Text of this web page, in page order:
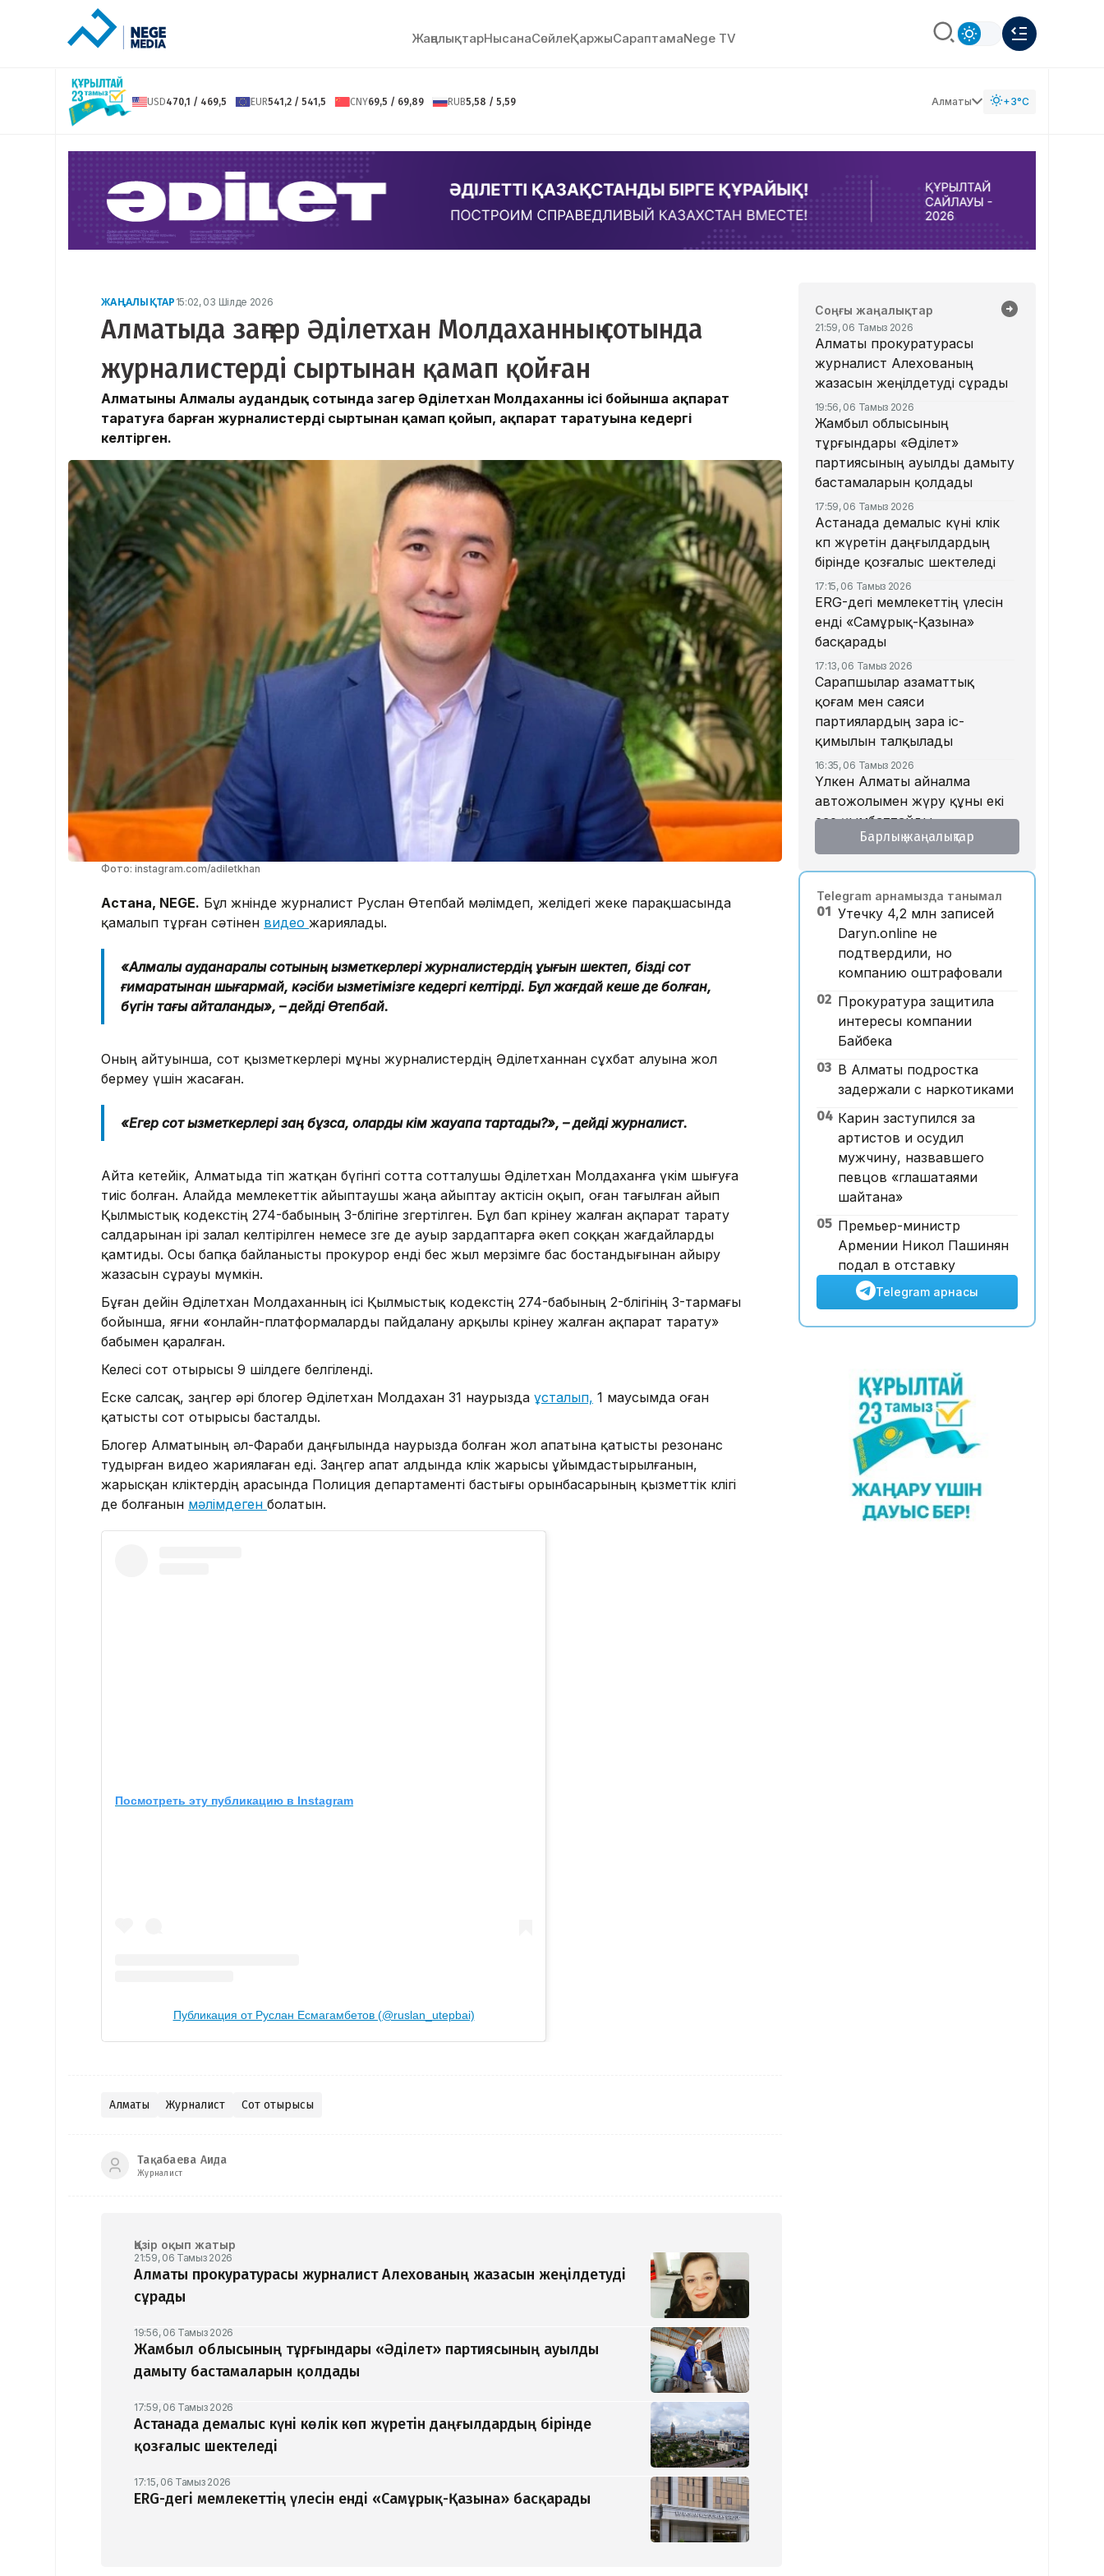
ЖаңалықтарНысанаСөйлeҚаржыСараптамаNege TV
USD470,1 / 469,5 EUR541,2 / 541,5 CNY69,5 / 69,89 RUB5,58 / 5,59 Алматы +3°C
ЖАҢАЛЫҚТАР 15:02, 03 Шілде 2026
Алматыда заңгер Әділетхан Молдаханның сотында
журналистерді сыртынан қамап қойған
Алматының Алмалы аудандық сотында заңгер Әділетхан Молдаханның ісі бойынша ақпарат
таратуға барған журналистерді сыртынан қамап қойып, ақпарат таратуына кедергі
келтірген.
Фото: instagram.com/adiletkhan
Астана, NEGE. Бұл жөнінде журналист Руслан Өтепбай мәлімдеп, желідегі жеке парақшасында
қамалып тұрған сәтінен видео жариялады.
«Алмалы ауданаралық сотының қызметкерлері журналистердің құқығын шектеп, бізді сот
ғимаратынан шығармай, кәсіби қызметімізге кедергі келтірді. Бұл жағдай кеше де болған,
бүгін тағы қайталанды», – дейді Өтепбай.
Оның айтуынша, сот қызметкерлері мұны журналистердің Әділетханнан сұхбат алуына жол
бермеу үшін жасаған.
«Егер сот қызметкерлері заң бұзса, оларды кім жауапқа тартады?», – дейді журналист.
Айта кетейік, Алматыда өтіп жатқан бүгінгі сотта сотталушы Әділетхан Молдаханға үкім шығуға
тиіс болған. Алайда мемлекеттік айыптаушы жаңа айыптау актісін оқып, оған тағылған айып
Қылмыстық кодекстің 274-бабының 3-бөлігіне өзгертілген. Бұл бап көрінеу жалған ақпарат тарату
салдарынан ірі залал келтірілген немесе өзге де ауыр зардаптарға әкеп соққан жағдайларды
қамтиды. Осы бапқа байланысты прокурор енді бес жыл мерзімге бас бостандығынан айыру
жазасын сұрауы мүмкін.
Бұған дейін Әділетхан Молдаханның ісі Қылмыстық кодекстің 274-бабының 2-бөлігінің 3-тармағы
бойынша, яғни «онлайн-платформаларды пайдалану арқылы көрінеу жалған ақпарат тарату»
бабымен қаралған.
Келесі сот отырысы 9 шілдеге белгіленді.
Еске салсақ, заңгер әрі блогер Әділетхан Молдахан 31 наурызда ұсталып, 1 маусымда оған
қатысты сот отырысы басталды.
Блогер Алматының әл-Фараби даңғылында наурызда болған жол апатына қатысты резонанс
тудырған видео жариялаған еді. Заңгер апат алдында көлік жарысы ұйымдастырылғанын,
жарысқан көліктердің арасында Полиция департаменті бастығы орынбасарының қызметтік көлігі
де болғанын мәлімдеген болатын.
Посмотреть эту публикацию в Instagram
Публикация от Руслан Есмагамбетов (@ruslan_utepbai)
Алматы Журналист Сот отырысы
Тақабаева Аида
Журналист
Қазір оқып жатыр
21:59, 06 Тамыз 2026
Алматы прокуратурасы журналист Алехованың жазасын жеңілдетуді
сұрады
19:56, 06 Тамыз 2026
Жамбыл облысының тұрғындары «Әділет» партиясының ауылды
дамыту бастамаларын қолдады
17:59, 06 Тамыз 2026
Астанада демалыс күні көлік көп жүретін даңғылдардың бірінде
қозғалыс шектеледі
17:15, 06 Тамыз 2026
ERG-дегі мемлекеттің үлесін енді «Самұрық-Қазына» басқарады
Соңғы жаңалықтар
21:59, 06 Тамыз 2026
Алматы прокуратурасы
журналист Алехованың
жазасын жеңілдетуді сұрады
19:56, 06 Тамыз 2026
Жамбыл облысының
тұрғындары «Әділет»
партиясының ауылды дамыту
бастамаларын қолдады
17:59, 06 Тамыз 2026
Астанада демалыс күні көлік
көп жүретін даңғылдардың
бірінде қозғалыс шектеледі
17:15, 06 Тамыз 2026
ERG-дегі мемлекеттің үлесін
енді «Самұрық-Қазына»
басқарады
17:13, 06 Тамыз 2026
Сарапшылар азаматтық
қоғам мен саяси
партиялардың өзара іс-
қимылын талқылады
16:35, 06 Тамыз 2026
Үлкен Алматы айналма
автожолымен жүру құны екі
есе қымбаттайды
16:32, 06 Тамыз 2026
мәнін түсіндірді
16:26, 06 Тамыз 2026
«Уахабист емеспін»: Бекболат
Тілеухан діни ұстанымына
қатысты жауап берді
14:52, 06 Тамыз 2026
Қазақстанда 2 млн теңге
жалақы қай саланың
мамандарына ұсынылады?
14:05, 06 Тамыз 2026
Астанада жолаушы мінген
ұшқышсыз әуе таксиі алғаш
рет көкке көтерілді
Барлық жаңалықтар
Telegram арнамызда танымал
01 Утечку 4,2 млн записей
Daryn.online не
подтвердили, но
компанию оштрафовали
02 Прокуратура защитила
интересы компании
Байбека
03 В Алматы подростка
задержали с наркотиками
04 Карин заступился за
артистов и осудил
мужчину, назвавшего
певцов «глашатаями
шайтана»
05 Премьер-министр
Армении Никол Пашинян
подал в отставку
Telegram арнасы